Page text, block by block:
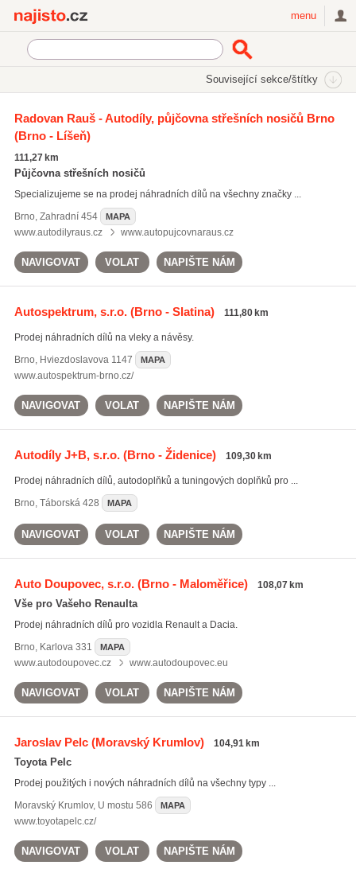
menu
Související sekce/štítky
Náhradní díly pro osobní automobily
Náhradní díly pro nákladní a užitkové automobily
Náhradní díly pro motocykly a skútry
Všechny související sekce
Radovan Rauš - Autodíly, půjčovna střešních nosičů Brno
(Brno - Líšeň)
111,27 km
Půjčovna střešních nosičů
Specializujeme se na prodej náhradních dílů na všechny značky ...
Brno, Zahradní 454 MAPA
www.autodilyraus.cz www.autopujcovnaraus.cz
NAVIGOVAT VOLAT NAPIŠTE NÁM
Autospektrum, s.r.o.(Brno - Slatina) 111,80 km
Prodej náhradních dílů na vleky a návěsy.
Brno, Hviezdoslavova 1147 MAPA
www.autospektrum-brno.cz/
NAVIGOVAT VOLAT NAPIŠTE NÁM
Autodíly J+B, s.r.o.(Brno - Židenice) 109,30 km
Prodej náhradních dílů, autodoplňků a tuningových doplňků pro ...
Brno, Táborská 428 MAPA
NAVIGOVAT VOLAT NAPIŠTE NÁM
Auto Doupovec, s.r.o.(Brno - Maloměřice) 108,07 km
Vše pro Vašeho Renaulta
Prodej náhradních dílů pro vozidla Renault a Dacia.
Brno, Karlova 331 MAPA
www.autodoupovec.cz www.autodoupovec.eu
NAVIGOVAT VOLAT NAPIŠTE NÁM
Jaroslav Pelc(Moravský Krumlov) 104,91 km
Toyota Pelc
Prodej použitých i nových náhradních dílů na všechny typy ...
Moravský Krumlov, U mostu 586 MAPA
www.toyotapelc.cz/
NAVIGOVAT VOLAT NAPIŠTE NÁM